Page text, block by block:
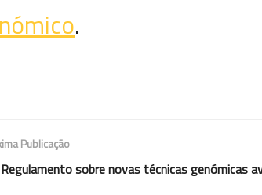
.
Publicação
Regulamento sobre novas técnicas genómicas